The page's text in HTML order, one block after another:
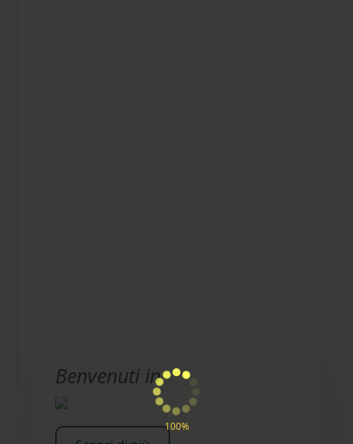
100%
Benvenuti in